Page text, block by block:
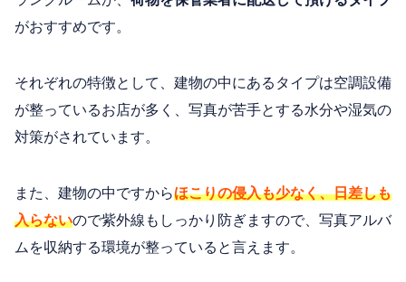
がおすすめです。
それぞれの特徴として、建物の中にあるタイプは空調設備
が整っているお店が多く、写真が苦手とする水分や湿気の
対策がされています。
また、建物の中ですからほこりの侵入も少なく、日差しも
入らないので紫外線もしっかり防ぎますので、写真アルバ
ムを収納する環境が整っていると言えます。